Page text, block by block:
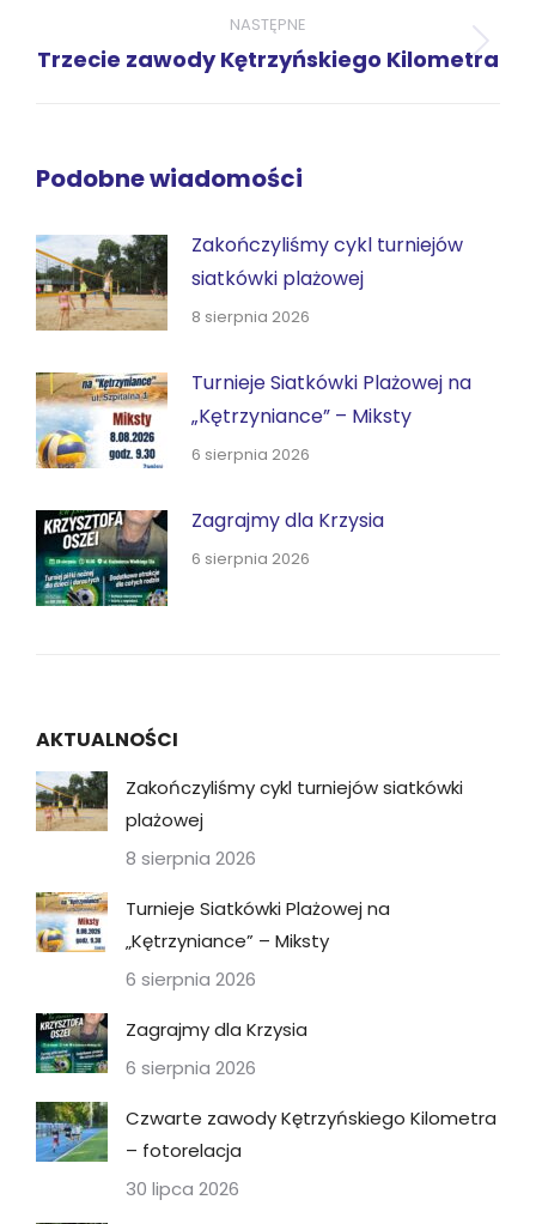
NASTĘPNE
Następny
Trzecie zawody Kętrzyńskiego Kilometra
Podobne wiadomości
Zakończyliśmy cykl turniejów
siatkówki plażowej
8 sierpnia 2026
Turnieje Siatkówki Plażowej na
„Kętrzyniance” – Miksty
6 sierpnia 2026
Zagrajmy dla Krzysia
6 sierpnia 2026
AKTUALNOŚCI
Zakończyliśmy cykl turniejów siatkówki
plażowej
8 sierpnia 2026
Turnieje Siatkówki Plażowej na
„Kętrzyniance” – Miksty
6 sierpnia 2026
Zagrajmy dla Krzysia
6 sierpnia 2026
Czwarte zawody Kętrzyńskiego Kilometra
– fotorelacja
30 lipca 2026